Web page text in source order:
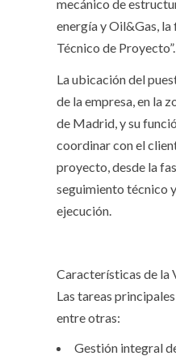
mecánico de
energía y Oil&Gas, la
Técnico de Proyecto”.
La ubicación del
de la empresa, en la
de Madrid, y su
coordinar con el
proyecto, desde la
seguimiento técnico
ejecución.
Características de la
Las tareas
entre otras:
Gestión integral